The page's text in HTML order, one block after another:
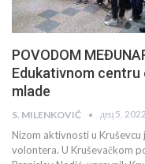
POVODOM
Edukativnom
mlade
S. MILENKOVIĆ дец 5, 2022
Nizom aktivnosti u
volontera. U Kruševačkom